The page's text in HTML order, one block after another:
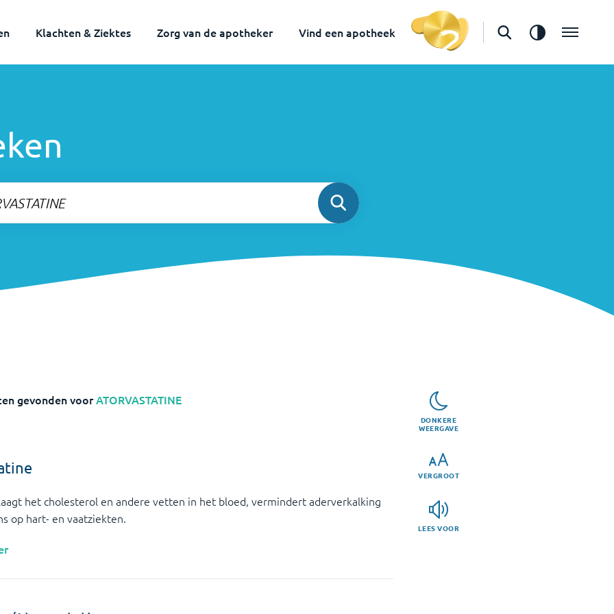
Klachten & Ziektes Zorg van de apotheker Vind een apotheek
DONKERE
WEERGAVE
VERGROOT
LEES VOOR
gevonden voorATORVASTATINE
het cholesterol en andere vetten in het bloed, vermindert aderverkalking
op hart- en vaatziekten.